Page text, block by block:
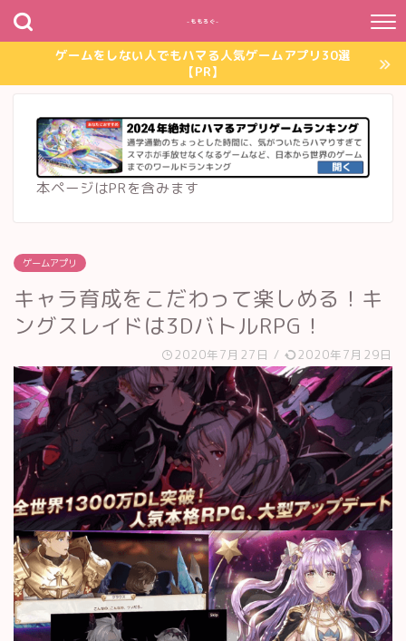
~ももろぐ~
ゲームをしない人でもハマる人気ゲームアプリ30選
【PR】
本ページはPRを含みます
ゲームアプリ
キャラ育成をこだわって楽しめる！キ
ングスレイドは3DバトルRPG！
2020年7月27日 / 2020年7月29日